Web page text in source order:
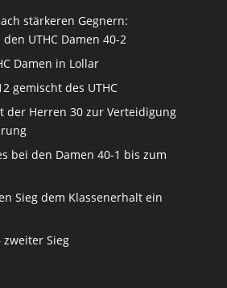
stärkeren Gegnern:
UTHC Damen 40-2
Damen in Lollar
gemischt des UTHC
der Herren 30 zur Verteidigung
bei den Damen 40-1 bis zum
Sieg dem Klassenerhalt ein
zweiter Sieg